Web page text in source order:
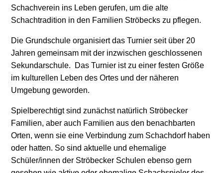
Schachverein ins Leben gerufen, um die alte
Schachtradition in den Familien Ströbecks zu pflegen.
Die Grundschule organisiert das Turnier seit über 20
Jahren gemeinsam mit der inzwischen geschlossenen
Sekundarschule. Das Turnier ist zu einer festen Größe
im kulturellen Leben des Ortes und der näheren
Umgebung geworden.
Spielberechtigtsind zunächst natürlich Ströbecker
Familien, aber auch Familien aus den benachbarten
Orten, wenn sie eine Verbindung zum Schachdorf haben
oder hatten. So sind aktuelle und ehemalige
Schüler/innen der Ströbecker Schulen ebenso gern